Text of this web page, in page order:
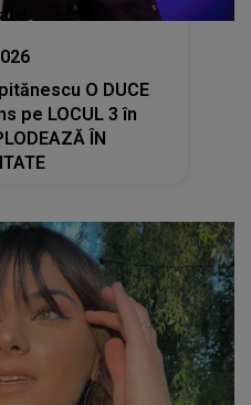
O DUCE
pe LOCUL 3 în
ÎN